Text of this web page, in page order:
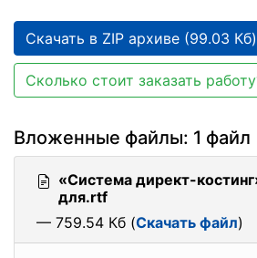
Скачать в ZIP архиве (99.03 Кб)
Сколько стоит заказать
Вложенные файлы: 1 файл
«Система директ-
для.rtf
— 759.54 Кб (Скачать файл)